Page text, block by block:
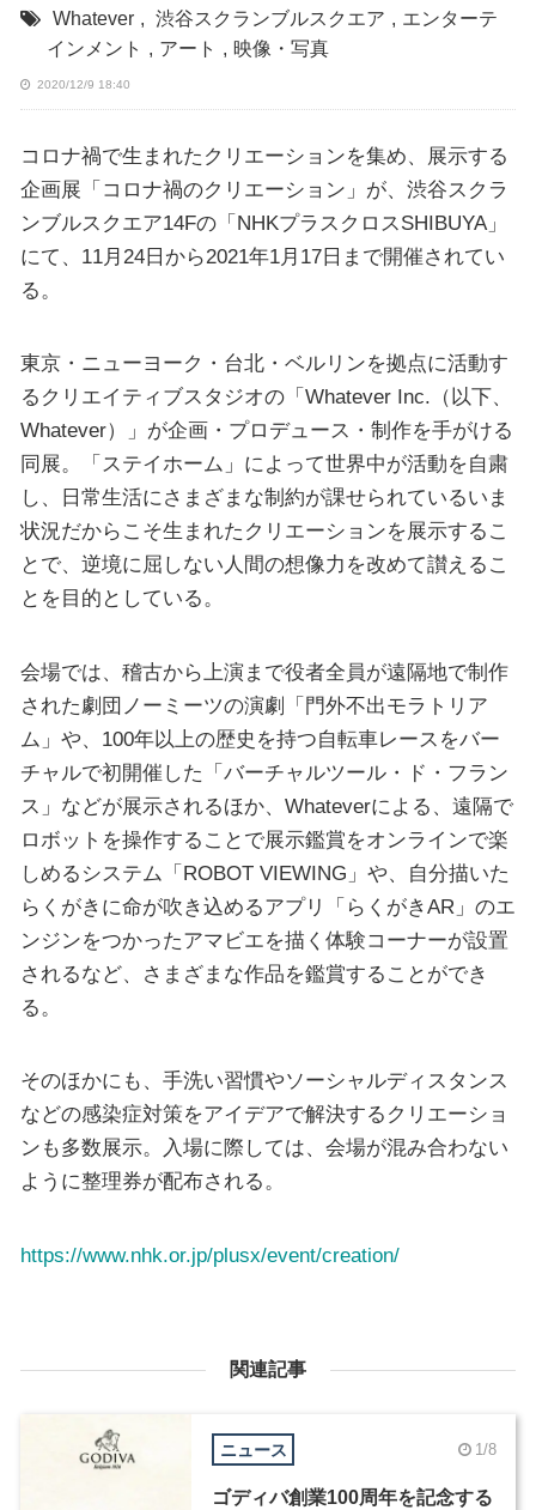
Whatever , 渋谷スクランブルスクエア , エンターテ
インメント , アート , 映像・写真
2020/12/9 18:40
コロナ禍で生まれたクリエーションを集め、展示する
企画展「コロナ禍のクリエーション」が、渋谷スクラ
ンブルスクエア14Fの「NHKプラスクロスSHIBUYA」
にて、11月24日から2021年1月17日まで開催されてい
る。
東京・ニューヨーク・台北・ベルリンを拠点に活動す
るクリエイティブスタジオの「Whatever Inc.（以下、
Whatever）」が企画・プロデュース・制作を手がける
同展。「ステイホーム」によって世界中が活動を自粛
し、日常生活にさまざまな制約が課せられているいま
状況だからこそ生まれたクリエーションを展示するこ
とで、逆境に屈しない人間の想像力を改めて讃えるこ
とを目的としている。
会場では、稽古から上演まで役者全員が遠隔地で制作
された劇団ノーミーツの演劇「門外不出モラトリア
ム」や、100年以上の歴史を持つ自転車レースをバー
チャルで初開催した「バーチャルツール・ド・フラン
ス」などが展示されるほか、Whateverによる、遠隔で
ロボットを操作することで展示鑑賞をオンラインで楽
しめるシステム「ROBOT VIEWING」や、自分描いた
らくがきに命が吹き込めるアプリ「らくがきAR」のエ
ンジンをつかったアマビエを描く体験コーナーが設置
されるなど、さまざまな作品を鑑賞することができ
る。
そのほかにも、手洗い習慣やソーシャルディスタンス
などの感染症対策をアイデアで解決するクリエーショ
ンも多数展示。入場に際しては、会場が混み合わない
ように整理券が配布される。
https://www.nhk.or.jp/plusx/event/creation/
関連記事
ニュース 1/8
ゴディバ創業100周年を記念する